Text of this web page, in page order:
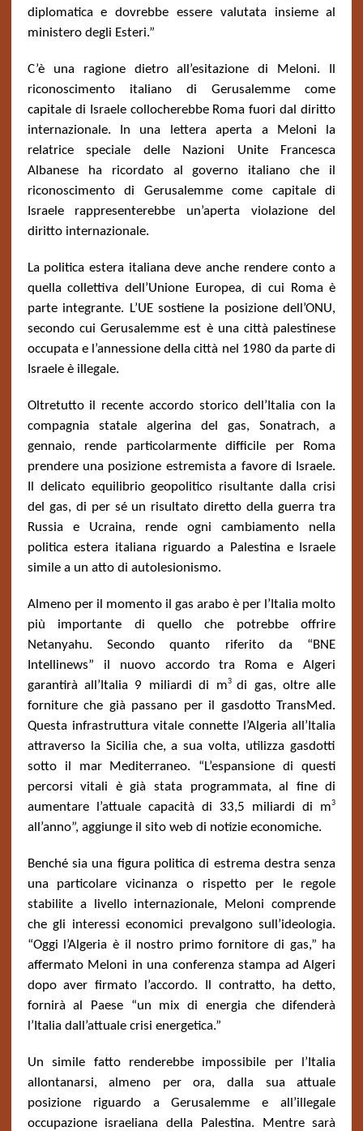
diplomatica e dovrebbe essere valutata insieme al
ministero degli Esteri.”
C’è una ragione dietro all’esitazione di Meloni. Il
riconoscimento italiano di Gerusalemme come
capitale di Israele collocherebbe Roma fuori dal diritto
internazionale. In una lettera aperta a Meloni la
relatrice speciale delle Nazioni Unite Francesca
Albanese ha ricordato al governo italiano che il
riconoscimento di Gerusalemme come capitale di
Israele rappresenterebbe un’aperta violazione del
diritto internazionale.
La politica estera italiana deve anche rendere conto a
quella collettiva dell’Unione Europea, di cui Roma è
parte integrante. L’UE sostiene la posizione dell’ONU,
secondo cui Gerusalemme est è una città palestinese
occupata e l’annessione della città nel 1980 da parte di
Israele è illegale.
Oltretutto il recente accordo storico dell’Italia con la
compagnia statale algerina del gas, Sonatrach, a
gennaio, rende particolarmente difficile per Roma
prendere una posizione estremista a favore di Israele.
Il delicato equilibrio geopolitico risultante dalla crisi
del gas, di per sé un risultato diretto della guerra tra
Russia e Ucraina, rende ogni cambiamento nella
politica estera italiana riguardo a Palestina e Israele
simile a un atto di autolesionismo.
Almeno per il momento il gas arabo è per l’Italia molto
più importante di quello che potrebbe offrire
Netanyahu. Secondo quanto riferito da “BNE
Intellinews” il nuovo accordo tra Roma e Algeri
garantirà all’Italia 9 miliardi di m3 di gas, oltre alle
forniture che già passano per il gasdotto TransMed.
Questa infrastruttura vitale connette l’Algeria all’Italia
attraverso la Sicilia che, a sua volta, utilizza gasdotti
sotto il mar Mediterraneo. “L’espansione di questi
percorsi vitali è già stata programmata, al fine di
aumentare l’attuale capacità di 33,5 miliardi di m3
all’anno”, aggiunge il sito web di notizie economiche.
Benché sia una figura politica di estrema destra senza
una particolare vicinanza o rispetto per le regole
stabilite a livello internazionale, Meloni comprende
che gli interessi economici prevalgono sull’ideologia.
“Oggi l’Algeria è il nostro primo fornitore di gas,” ha
affermato Meloni in una conferenza stampa ad Algeri
dopo aver firmato l’accordo. Il contratto, ha detto,
fornirà al Paese “un mix di energia che difenderà
l’Italia dall’attuale crisi energetica.”
Un simile fatto renderebbe impossibile per l’Italia
allontanarsi, almeno per ora, dalla sua attuale
posizione riguardo a Gerusalemme e all’illegale
occupazione israeliana della Palestina. Mentre sarà